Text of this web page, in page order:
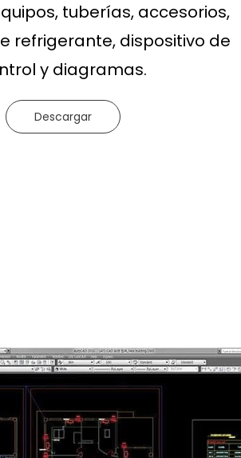
tuberías, accesorios,
refrigerante, dispositivo de
y diagramas.
Descargar